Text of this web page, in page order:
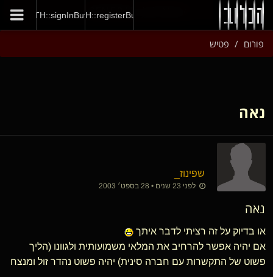
GENERAL::joinNow
AUTH::registerButton
AUTH::signInButton
פורום פטיש
נאה
שפינוז_
לפני 23 שנים • 28 בספט׳ 2003
נאה
או בדיוק על זה רציתי לדבר איתך
אם יהיה אפשר להרחיב את המלאי משמועותית ולגוונו (הליך
פשוט של התקשרות עם חברה סינית) יהיה פשוט נהדר זול ומנצח